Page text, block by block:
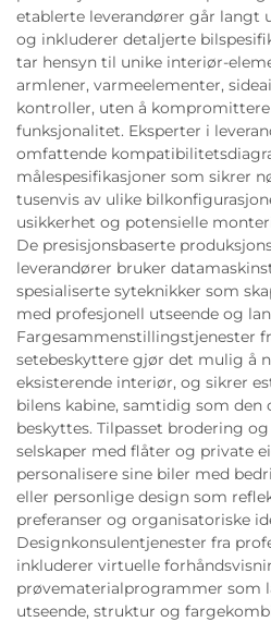
etablerte leverandører går langt
og inkluderer detaljerte
tar hensyn til unike interiør-
armlener, varmeelementer,
kontroller, uten å
funksjonalitet. Eksperter i
omfattende
målespesifikasjoner som sikrer
tusenvis av ulike
usikkerhet og potensielle
De presisjonsbaserte
leverandører bruker
spesialiserte syteknikker som
med profesjonell utseende og
Fargesammenstillingstjenester
setebeskyttere gjør det mulig å
eksisterende interiør, og sikrer
bilens kabine, samtidig som
beskyttes. Tilpasset brodering
selskaper med flåter og private
personalisere sine biler med
eller personlige design som
preferanser og organisatoriske
Designkonsulentjenester fra
inkluderer virtuelle
prøvematerialprogrammer som
utseende, struktur og